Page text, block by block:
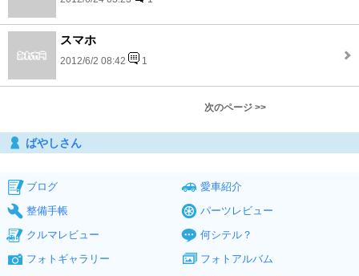
スマホ
2012/6/2 08:42 1
次のページ >>
ばやしさん
ブログ
愛車紹介
整備手帳
パーツレビュー
クルマレビュー
何シテル？
フォトギャラリー
フォトアルバム